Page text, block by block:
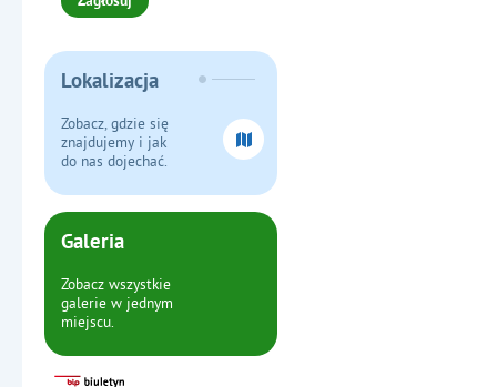
Lokalizacja
Zobacz, gdzie się
znajdujemy i jak
do nas dojechać.
Galeria
Zobacz wszystkie
galerie w jednym
miejscu.